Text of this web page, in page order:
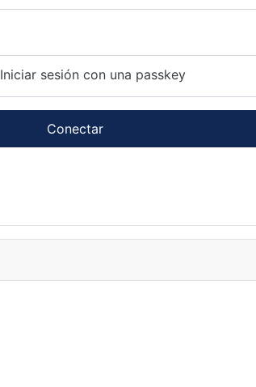
Iniciar sesión con una passkey
Conectar